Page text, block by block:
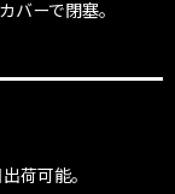
バーで閉塞。
荷可能。